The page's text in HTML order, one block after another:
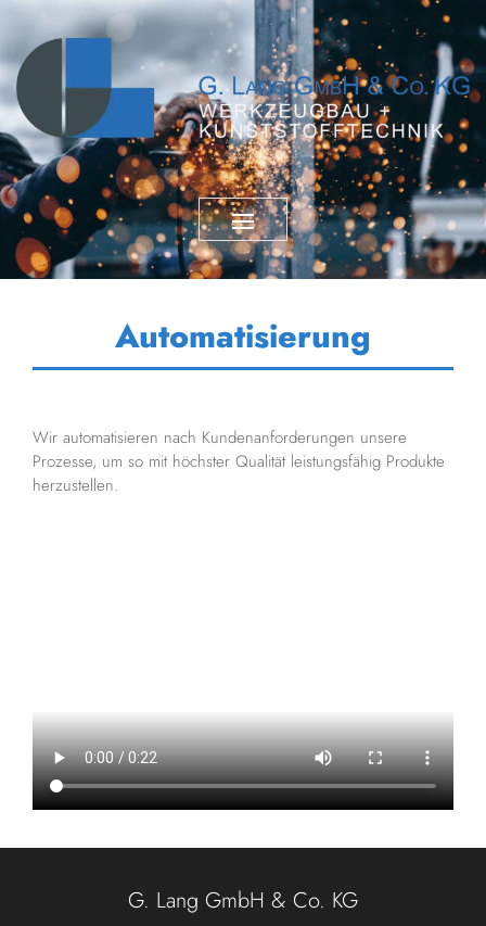
Automatisierung
Wir automatisieren nach Kundenanforderungen unsere
Prozesse, um so mit höchster Qualität leistungsfähig Produkte
herzustellen.
G. Lang GmbH & Co. KG